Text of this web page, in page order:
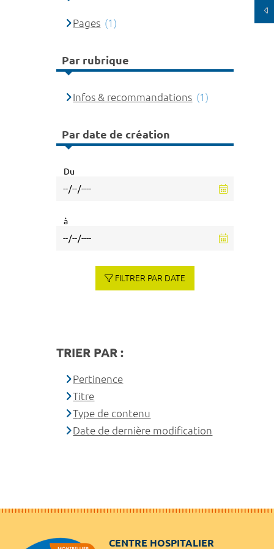
Pages (1)
Par rubrique
Infos & recommandations (1)
Par date de création
Du
à
FILTRER PAR DATE
TRIER PAR :
Pertinence
Titre
Type de contenu
Date de dernière modification
CENTRE HOSPITALIER